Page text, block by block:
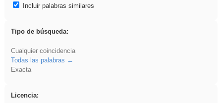
Incluir palabras similares
Tipo de búsqueda:
Cualquier coincidencia
Todas las palabras
Exacta
Licencia: